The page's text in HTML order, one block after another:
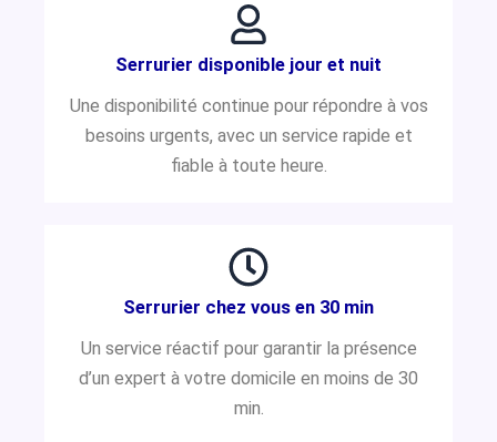
Serrurier disponible jour et nuit
Une disponibilité continue pour répondre à vos
besoins urgents, avec un service rapide et
fiable à toute heure.
Serrurier chez vous en 30 min
Un service réactif pour garantir la présence
d’un expert à votre domicile en moins de 30
min.